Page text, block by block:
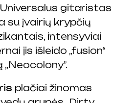
gitaristas
su įvairių krypčių
intensyviai
jis išleido „fusion“
plačiai žinomas